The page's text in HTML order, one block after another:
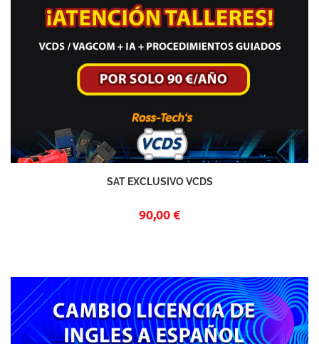
SAT EXCLUSIVO VCDS
90,00 €